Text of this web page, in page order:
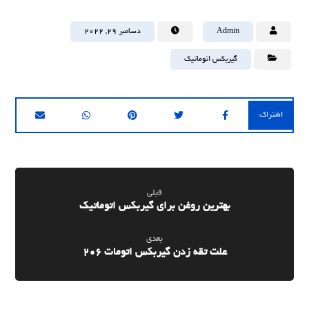
Admin دسامبر ۲۹, ۲۰۲۲
گیربکس اتوماتیک
قبلی
بهترین روغن برای گیربکس اتوماتیک
بعدی
علت تقه زدن گیربکس اتومات 206